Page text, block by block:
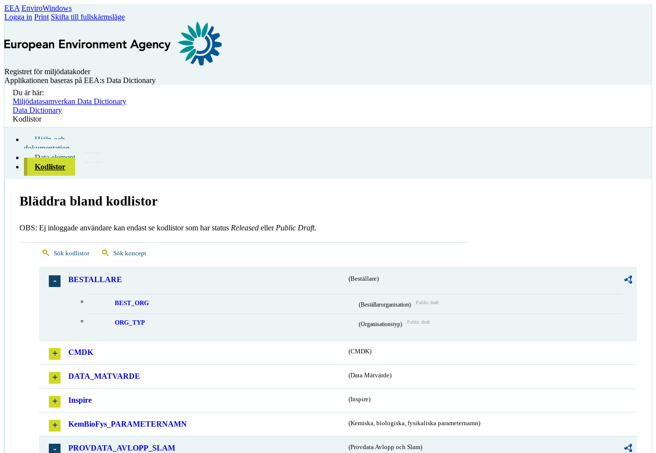
EEA EnviroWindows
Logga in Print Skifta till fullskärmsläge
Registret för miljödatakoder
Applikationen baseras på EEA:s Data Dictionary
Du är här:
Miljödatasamverkan Data Dictionary
Data Dictionary
Kodlistor
Hjälp och
dokumentation
Data element
Kodlistor
Bläddra bland kodlistor
OBS: Ej inloggade användare kan endast se kodlistor som har status Released eller Public Draft.
Sök kodlistor Sök koncept
BESTALLARE (Beställare)
BEST_ORG (Beställarorganisation) Public draft
ORG_TYP (Organisationstyp) Public draft
CMDK (CMDK)
DATA_MATVARDE (Data Mätvärde)
Inspire (Inspire)
KemBioFys_PARAMETERNAMN (Kemiska, biologiska, fysikaliska parameternamn)
PROVDATA_AVLOPP_SLAM (Provdata Avlopp och Slam)